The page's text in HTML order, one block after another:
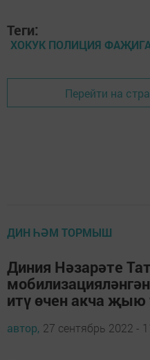
Теги:
ХОКУК ПОЛИЦИЯ
Перейти на
ДИН ҺӘМ ТОРМЫШ
Диния Нәзарәте
итү өчен акча җыю
автор, 27 сентябрь 2022 -